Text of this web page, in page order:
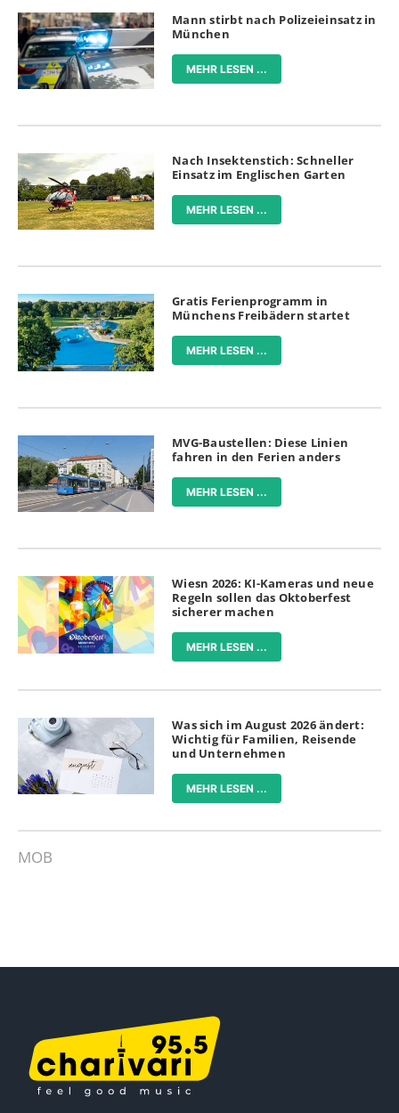
Mann stirbt nach Polizeieinsatz in
München
MEHR LESEN ...
Nach Insektenstich: Schneller
Einsatz im Englischen Garten
MEHR LESEN ...
Gratis Ferienprogramm in
Münchens Freibädern startet
MEHR LESEN ...
MVG-Baustellen: Diese Linien
fahren in den Ferien anders
MEHR LESEN ...
Wiesn 2026: KI-Kameras und neue
Regeln sollen das Oktoberfest
sicherer machen
MEHR LESEN ...
Was sich im August 2026 ändert:
Wichtig für Familien, Reisende
und Unternehmen
MEHR LESEN ...
MOB